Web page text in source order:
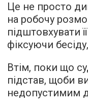
Це не просто
на робочу
підштовхувати
фіксуючи
Втім, поки що
підстав, щоби
недопустимим